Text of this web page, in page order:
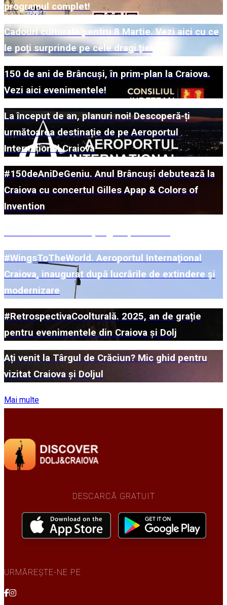
programul complet!
Cadouri culturale pentru 8 Martie. Vezi aici cu ce
le poți surprinde pe cele dragi ție!
150 de ani de Brâncuși, în prim-plan la Craiova.
Vezi aici evenimentele!
La început de an, planuri noi! Descoperă-ți
următoarea destinație de pe Aeroportul
Internațional Craiova
#150deAniDeGeniu. Anul Brâncuși debutează la
Craiova cu concertul Gilles Apap & Colors of
Invention
#WingsToTheWorld. Aeroportul Internațional
Craiova, inaugurat după lucrările de extindere și
modernizare
#RetrospectivaCoolturală. 2025, an de grație
pentru evenimentele din Craiova și Dolj
Ați venit la Târgul de Crăciun? Mic ghid pentru
vizitat Craiova și Doljul
Mai multe
DESCARCĂ GRATUIT
URMĂREȘTE-NE PE